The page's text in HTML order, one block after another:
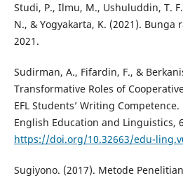
Studi, P., Ilmu, M., Ushuluddin, T.
N., & Yogyakarta, K. (2021). Bunga
2021.
Sudirman, A., Fifardin, F., &
Transformative Roles of
EFL Students’ Writing
English Education and Linguistics,
https://doi.org/10.32663/edu-
Sugiyono. (2017). Metode